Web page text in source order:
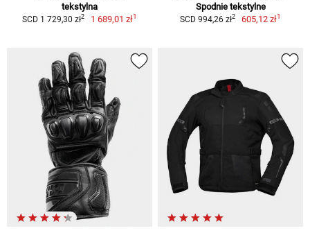
tekstylna
SCD 1 729,30 zł2 1 689,01 zł1
Spodnie tekstylne
SCD 994,26 zł2 605,12 zł1